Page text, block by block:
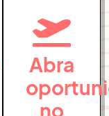
Abra
no